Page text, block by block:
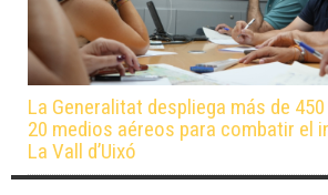
La Generalitat despliega más de
20 medios aéreos para combatir el
La Vall d’Uixó